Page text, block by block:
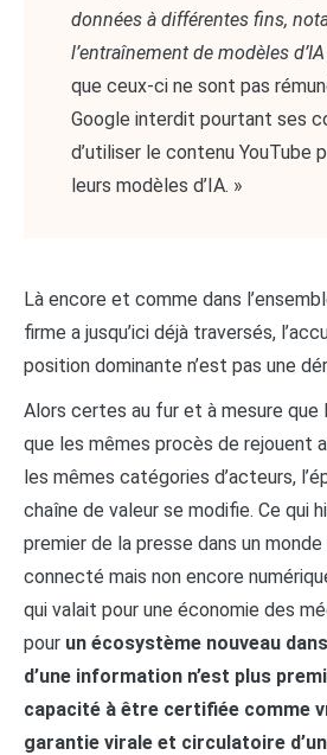
données à différentes fins,
l’entraînement de modèles
que ceux-ci ne sont pas
Google interdit pourtant ses
d’utiliser le contenu YouTube
leurs modèles d’IA. »
Là encore et comme dans
firme a jusqu’ici déjà traversés,
position dominante n’est pas une
Alors certes au fur et à mesure que
que les mêmes procès de rejouent
les mêmes catégories d’acteurs,
chaîne de valeur se modifie. Ce qui
premier de la presse dans un
connecté mais non encore
qui valait pour une économie des
pour un écosystème nouveau
d’une information n’est plus
capacité à être certifiée comme
garantie virale et circulatoire